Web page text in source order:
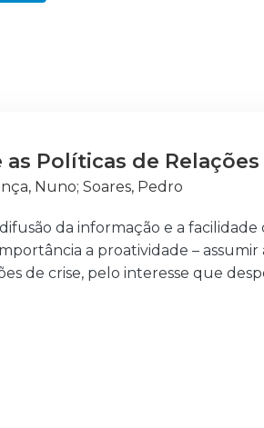
Políticas de
Nuno; Soares, Pedro
da informação e a
a proatividade – assumir
de crise, pelo interesse que
a comunicação externa nas
da eficiência da comunicação
de crises e as políticas